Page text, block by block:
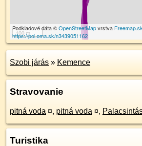
100 m
Podkladové dáta ©OpenStreetMapvrstva Freemap.sk
https://poi.oma.sk/n3439051162
Szobi járás » Kemence
Stravovanie
pitná voda ¤, pitná voda ¤,
Turistika